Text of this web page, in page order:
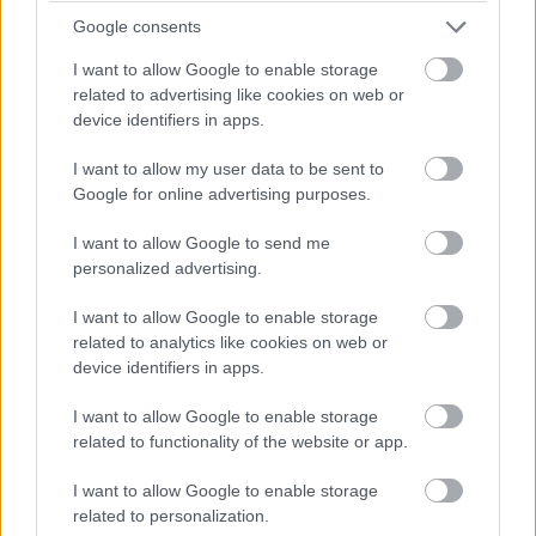
Google consents
I want to allow Google to enable storage
related to advertising like cookies on web or
device identifiers in apps.
I want to allow my user data to be sent to
Google for online advertising purposes.
I want to allow Google to send me
personalized advertising.
I want to allow Google to enable storage
related to analytics like cookies on web or
device identifiers in apps.
I want to allow Google to enable storage
related to functionality of the website or app.
I want to allow Google to enable storage
related to personalization.
Másnap reggel az első dolgom az volt, hogy ránézzek a
Egy üzenet várt:
„Találkoznunk kell.”
Ennyi. De nekem pont elég volt.
„Igen” írtam vissza. „Mondd meg, mikor és hol.”
Kicsivel kevesebb mint négy órára lakott tőlem, és
egy kis kávézóban. Semleges hely, csak egy kávé és egy